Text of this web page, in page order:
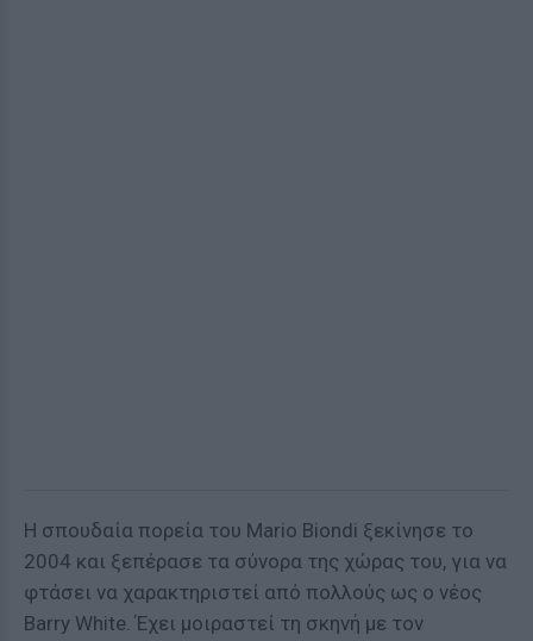
Η σπουδαία πορεία του Mario Biondi ξεκίνησε το
2004 και ξεπέρασε τα σύνορα της χώρας του, για να
φτάσει να χαρακτηριστεί από πολλούς ως ο νέος
Barry White. Έχει μοιραστεί τη σκηνή με τον